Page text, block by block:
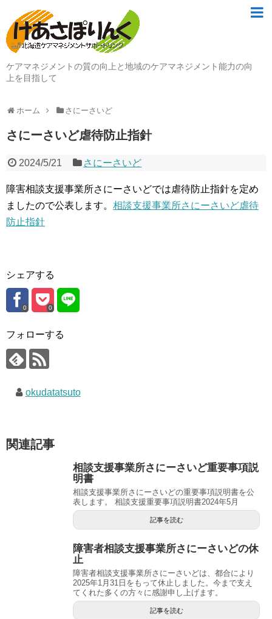
ケアマネジメントの質の向上と地域のケアマネジメント能力の向
上を目指して
ホーム さにーさいど
さにーさいど虐待防止指針
2024/5/21 さにーさいど
障害相談支援事業所さにーさいどでは虐待防止指針を定め
ましたので公表します。 相談支援事業所さにーさいど虐待
防止指針
シェアする
0 0
フォローする
okudatatsuto
関連記事
相談支援事業所さにーさいど重要事項説
明書
相談支援事業所さにーさいどの重要事項説明書を公
表します。 相談支援重要事項説明書2024年5月
記事を読む
障害者相談支援事業所さにーさいどの休
止
障害者相談支援事業所さにーさいどは、都合により
2025年1月31日をもって休止しました。今まで支え
てくれた多くの方々に感謝申し上げます。
記事を読む